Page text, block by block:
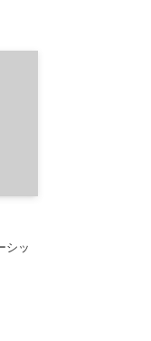
シッ